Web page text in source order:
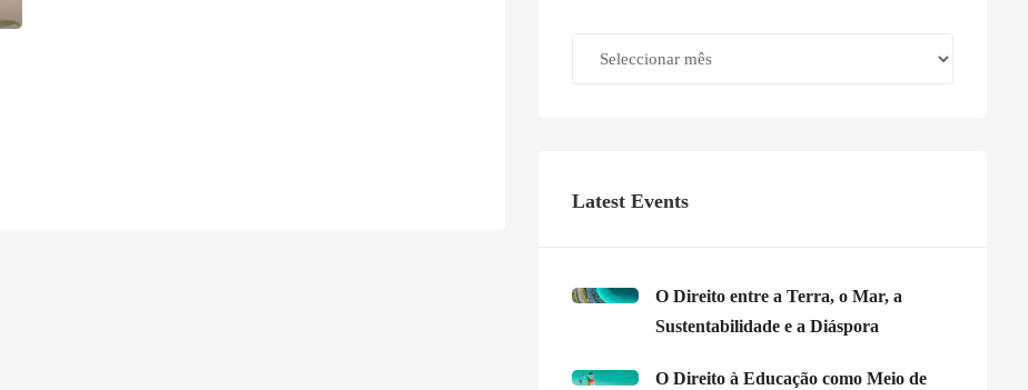
Latest Events
O Direito entre a Terra, o Mar, a
Sustentabilidade e a Diáspora
O Direito à Educação como Meio de